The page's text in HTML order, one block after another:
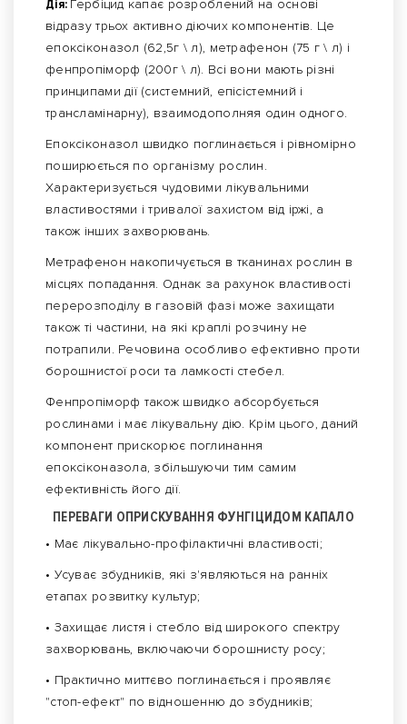
Дія: Гербіцид капає розроблений на основі
відразу трьох активно діючих компонентів. Це
епоксіконазол (62,5г \ л), метрафенон (75 г \ л) і
фенпропіморф (200г \ л). Всі вони мають різні
принципами дії (системний, епісістемний і
трансламінарну), взаимодополняя один одного.
Епоксіконазол швидко поглинається і рівномірно
поширюється по організму рослин.
Характеризується чудовими лікувальними
властивостями і тривалої захистом від іржі, а
також інших захворювань.
Метрафенон накопичується в тканинах рослин в
місцях попадання. Однак за рахунок властивості
перерозподілу в газовій фазі може захищати
також ті частини, на які краплі розчину не
потрапили. Речовина особливо ефективно проти
борошнистої роси та ламкості стебел.
Фенпропіморф також швидко абсорбується
рослинами і має лікувальну дію. Крім цього, даний
компонент прискорює поглинання
епоксіконазола, збільшуючи тим самим
ефективність його дії.
ПЕРЕВАГИ ОПРИСКУВАННЯ ФУНГІЦИДОМ КАПАЛО
• Має лікувально-профілактичні властивості;
• Усуває збудників, які з'являються на ранніх
етапах розвитку культур;
• Захищає листя і стебло від широкого спектру
захворювань, включаючи борошнисту росу;
• Практично миттєво поглинається і проявляє
"стоп-ефект" по відношенню до збудників;